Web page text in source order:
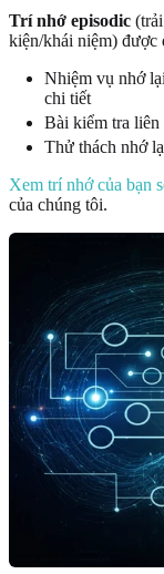
Trí nhớ episodic
kiện/khái niệm) được
Nhiệm vụ nhớ
chi tiết
Bài kiểm tra liên
Thử thách nhớ
Xem trí nhớ của bạn
của chúng tôi.